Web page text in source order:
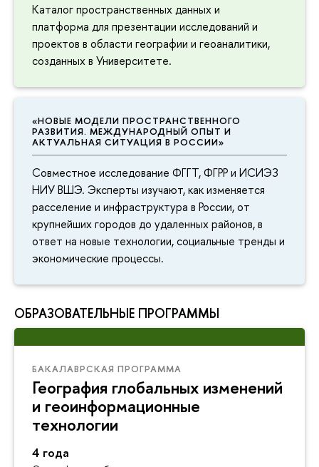
Каталог пространственных данных и
платформа для презентации исследований и
проектов в области географии и геоаналитики,
созданных в Университете.
«НОВЫЕ МОДЕЛИ ПРОСТРАНСТВЕННОГО
РАЗВИТИЯ. МЕЖДУНАРОДНЫЙ ОПЫТ И
АКТУАЛЬНАЯ СИТУАЦИЯ В РОССИИ»
Совместное исследование ФГГТ, ФГРР и ИСИЭЗ
НИУ ВШЭ. Эксперты изучают, как изменяется
расселение и инфраструктура в России, от
крупнейших городов до удаленных районов, в
ответ на новые технологии, социальные тренды и
экономические процессы.
ОБРАЗОВАТЕЛЬНЫЕ ПРОГРАММЫ
БАКАЛАВРСКАЯ ПРОГРАММА
География глобальных изменений
и геоинформационные
технологии
4 года